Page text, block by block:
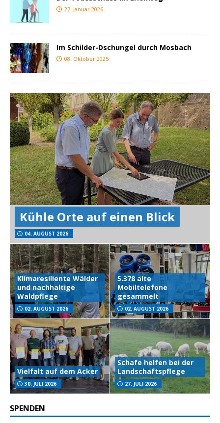
27. Januar 2026
Im Schilder-Dschungel durch Mosbach
08. Oktober 2025
Kühle Orte auf einen Blick
04. AUGUST 2026
Klimaresiliente Wälder
und nachhaltige
Waldpflege
02. AUGUST 2026
5.378 alte
Mobiltelefone
gesammelt
02. AUGUST 2026
Vielfalt auf dem Acker
30. JULI 2026
Schafe helfen bei der
Landschaftspflege
27. JULI 2026
SPENDEN